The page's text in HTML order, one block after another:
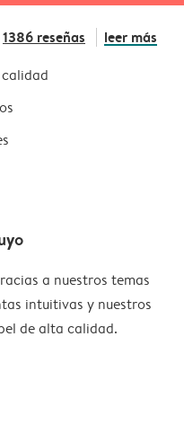
1386 reseñas leer más
a nuestros temas
intuitivas y nuestros
de alta calidad.